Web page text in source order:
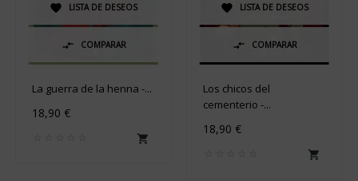
 LISTA DE DESEOS
 COMPARAR
La guerra de la henna -...
18,90 €

 LISTA DE DESEOS
 COMPARAR
Los chicos del
cementerio -...
18,90 €
